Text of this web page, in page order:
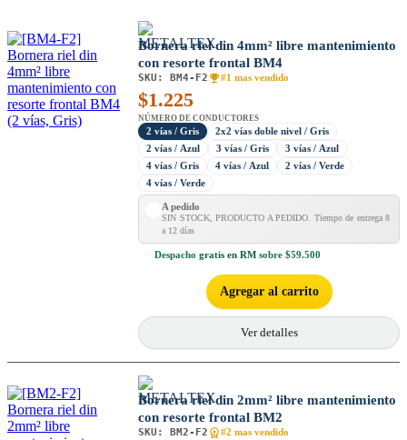
Bornera riel din 4mm² libre mantenimiento
con resorte frontal BM4
SKU: BM4-F2 #1 mas vendido
$1.225
NÚMERO DE CONDUCTORES
2 vías / Gris
2x2 vías doble nivel / Gris
2 vías / Azul
3 vías / Gris
3 vías / Azul
4 vías / Gris
4 vías / Azul
2 vías / Verde
4 vías / Verde
A pedido
SIN STOCK, PRODUCTO A PEDIDO. Tiempo de entrega 8
a 12 días
Despacho gratis en RM sobre $59.500
Agregar al carrito
Ver detalles
Bornera riel din 2mm² libre mantenimiento
con resorte frontal BM2
SKU: BM2-F2 #2 mas vendido